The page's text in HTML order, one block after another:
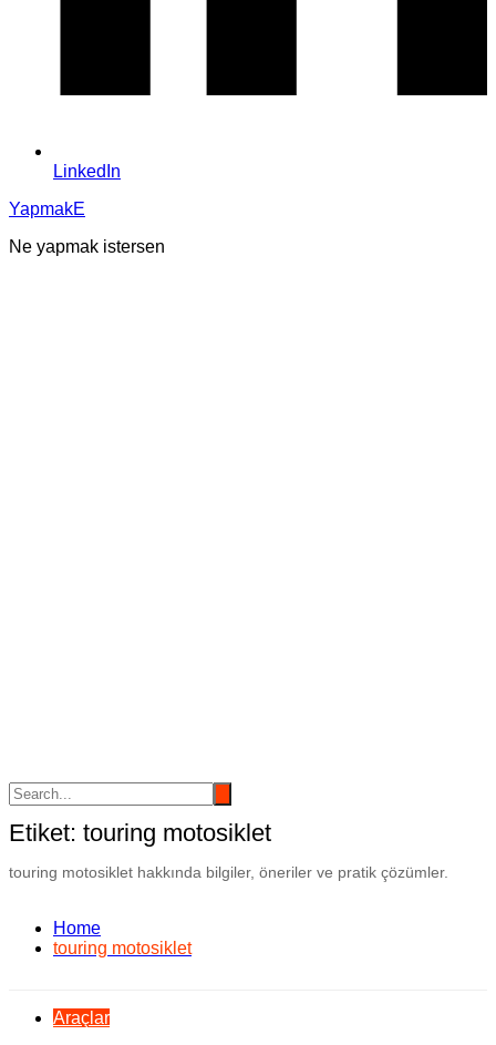
LinkedIn
YapmakE
Ne yapmak istersen
Etiket: touring motosiklet
touring motosiklet hakkında bilgiler, öneriler ve pratik çözümler.
Home
touring motosiklet
Araçlar